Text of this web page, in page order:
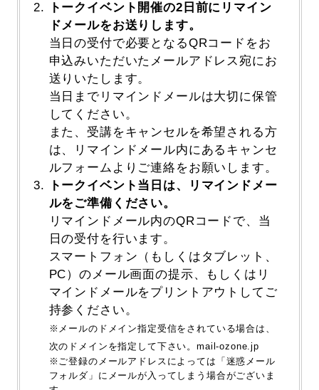
トークイベント開催の2日前にリマイン
ドメールをお送りします。
当日の受付で必要となるQRコードをお
申込みいただいたメールアドレス宛にお
送りいたします。
当日までリマインドメールは大切に保管
してください。
また、受講をキャンセルを希望される方
は、リマインドメール内にあるキャンセ
ルフォームよりご連絡をお願いします。
トークイベント当日は、リマインドメー
ルをご準備ください。
リマインドメール内のQRコードで、当
日の受付を行います。
スマートフォン（もしくはタブレット、
PC）のメール画面の提示、もしくはリ
マインドメールをプリントアウトしてご
持参ください。
※メールのドメイン指定受信をされている場合は、
次のドメインを指定して下さい。mail-ozone.jp
※ご登録のメールアドレスによっては「迷惑メール
フォルダ」にメールが入ってしまう場合がございま